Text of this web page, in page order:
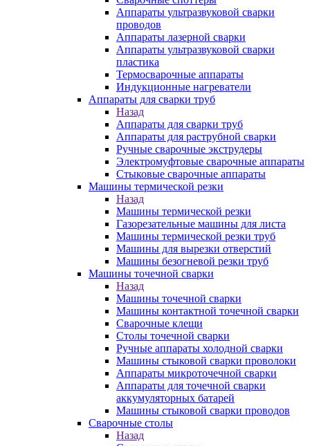
Аппараты ультразвуковой сварки
проводов
Аппараты лазерной сварки
Аппараты ультразвуковой сварки
пластика
Термосварочные аппараты
Индукционные нагреватели
Аппараты для сварки труб
Назад
Аппараты для сварки труб
Аппараты для раструбной сварки
Ручные сварочные экструдеры
Электромуфтовые сварочные аппараты
Стыковые сварочные аппараты
Машины термической резки
Назад
Машины термической резки
Газорезательные машины для листа
Машины термической резки труб
Машины для вырезки отверстий
Машины безогневой резки труб
Машины точечной сварки
Назад
Машины точечной сварки
Машины контактной точечной сварки
Сварочные клещи
Столы точечной сварки
Ручные аппараты холодной сварки
Машины стыковой сварки проволоки
Аппараты микроточечной сварки
Аппараты для точечной сварки
аккумуляторных батарей
Машины стыковой сварки проводов
Сварочные столы
Назад